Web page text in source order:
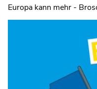
Europa kann mehr -